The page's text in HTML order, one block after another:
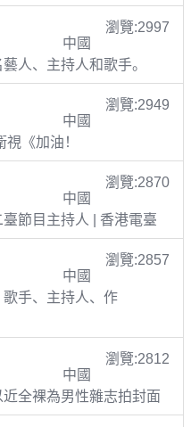
瀏覽:2997
中國
人、主持人和歌手。
瀏覽:2949
中國
《加油！
瀏覽:2870
中國
節目主持人 | 香港電臺
瀏覽:2857
中國
手、主持人、作
瀏覽:2812
中國
全裸為男性雜志拍封面